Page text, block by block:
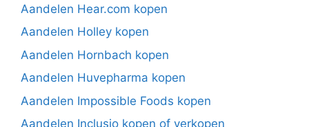
Aandelen Hear.com kopen
Aandelen Holley kopen
Aandelen Hornbach kopen
Aandelen Huvepharma kopen
Aandelen Impossible Foods kopen
Aandelen Inclusio kopen of verkopen